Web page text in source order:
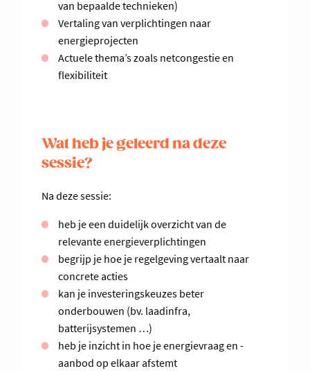
van bepaalde technieken)
Vertaling van verplichtingen naar
energieprojecten
Actuele thema’s zoals netcongestie en
flexibiliteit
Wat heb je geleerd na deze
sessie?
Na deze sessie:
heb je een duidelijk overzicht van de
relevante energieverplichtingen
begrijp je hoe je regelgeving vertaalt naar
concrete acties
kan je investeringskeuzes beter
onderbouwen (bv. laadinfra,
batterijsystemen …)
heb je inzicht in hoe je energievraag en -
aanbod op elkaar afstemt